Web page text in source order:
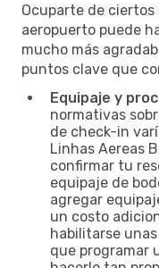
Ocuparte de
aeropuerto puede
mucho más
puntos clave que
Equipaje y
normativas
de check-in
Linhas Aereas
confirmar tu
equipaje de
agregar
un costo
habilitarse
que programar